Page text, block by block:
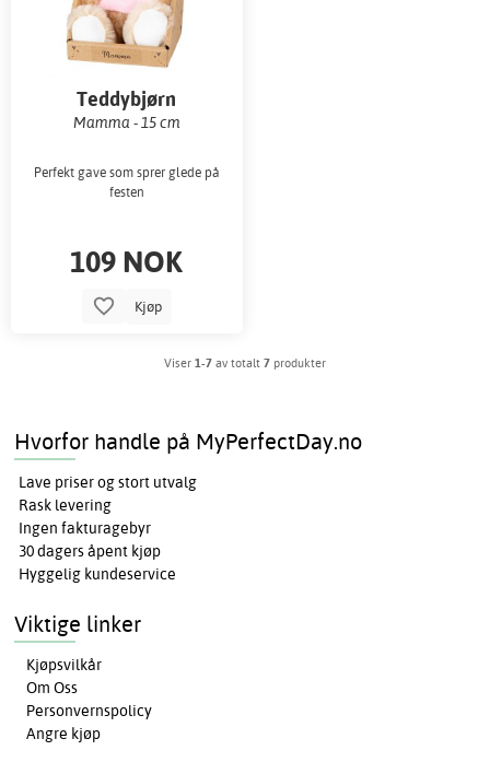
Teddybjørn
Mamma - 15 cm
Perfekt gave som sprer glede på
festen
109 NOK
Kjøp
Viser 1-7 av totalt 7 produkter
Hvorfor handle på MyPerfectDay.no
Lave priser og stort utvalg
Rask levering
Ingen fakturagebyr
30 dagers åpent kjøp
Hyggelig kundeservice
Viktige linker
Kjøpsvilkår
Om Oss
Personvernspolicy
Angre kjøp